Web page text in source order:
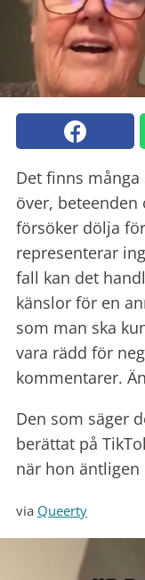
Det finns
över,
försöker dölja
representerar
fall kan det
känslor för en
som man ska
vara rädd för
kommentarer.
Den som säger
berättat på
när hon äntligen
via Queerty